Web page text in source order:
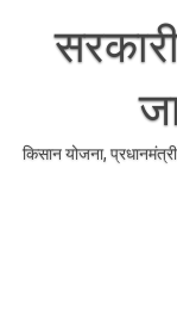
content
किसान योजना,